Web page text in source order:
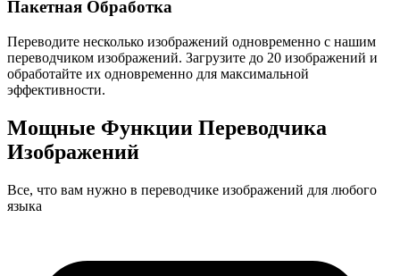
Пакетная Обработка
Переводите несколько изображений одновременно с нашим
переводчиком изображений. Загрузите до 20 изображений и
обработайте их одновременно для максимальной
эффективности.
Мощные Функции Переводчика
Изображений
Все, что вам нужно в переводчике изображений для любого
языка